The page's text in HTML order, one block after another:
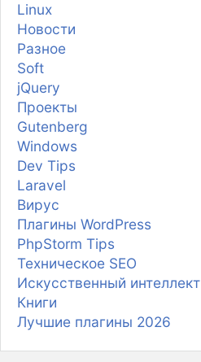
Linux
Новости
Разное
Soft
jQuery
Проекты
Gutenberg
Windows
Dev Tips
Laravel
Вирус
Плагины WordPress
PhpStorm Tips
Техническое SEO
Искусственный интеллект
Книги
Лучшие плагины 2026